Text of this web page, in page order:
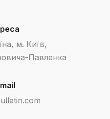
м. Київ,
Павленка